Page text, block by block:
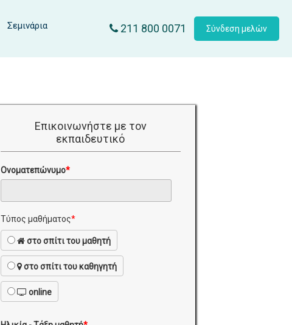
Σεμινάρια 211 800 0071 Σύνδεση μελών
Επικοινωνήστε με τον
εκπαιδευτικό
Ονοματεπώνυμο*
Τύπος μαθήματος*
στο σπίτι του μαθητή
στο σπίτι του καθηγητή
online